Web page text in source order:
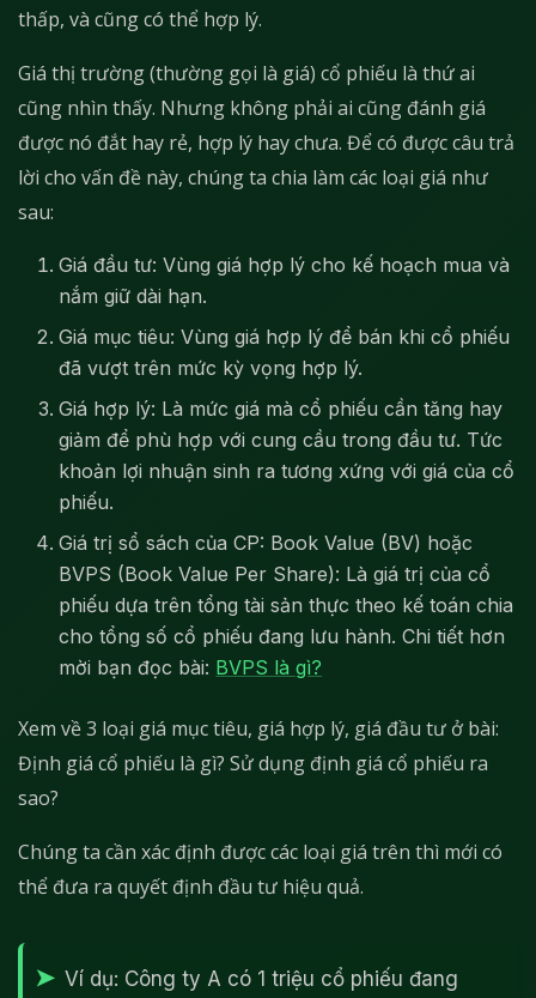
thấp, và cũng có thể hợp lý.
Giá thị trường (thường gọi là giá) cổ phiếu là thứ ai
cũng nhìn thấy. Nhưng không phải ai cũng đánh giá
được nó đắt hay rẻ, hợp lý hay chưa. Để có được câu trả
lời cho vấn đề này, chúng ta chia làm các loại giá như
sau:
Giá đầu tư: Vùng giá hợp lý cho kế hoạch mua và
nắm giữ dài hạn.
Giá mục tiêu: Vùng giá hợp lý để bán khi cổ phiếu
đã vượt trên mức kỳ vọng hợp lý.
Giá hợp lý: Là mức giá mà cổ phiếu cần tăng hay
giảm để phù hợp với cung cầu trong đầu tư. Tức
khoản lợi nhuận sinh ra tương xứng với giá của cổ
phiếu.
Giá trị sổ sách của CP: Book Value (BV) hoặc
BVPS (Book Value Per Share): Là giá trị của cổ
phiếu dựa trên tổng tài sản thực theo kế toán chia
cho tổng số cổ phiếu đang lưu hành. Chi tiết hơn
mời bạn đọc bài: BVPS là gì?
Xem về 3 loại giá mục tiêu, giá hợp lý, giá đầu tư ở bài:
Định giá cổ phiếu là gì? Sử dụng định giá cổ phiếu ra
sao?
Chúng ta cần xác định được các loại giá trên thì mới có
thể đưa ra quyết định đầu tư hiệu quả.
Ví dụ: Công ty A có 1 triệu cổ phiếu đang